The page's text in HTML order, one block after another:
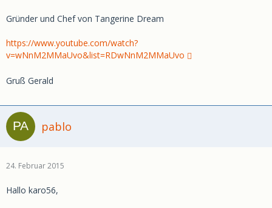
Gründer und Chef von Tangerine Dream
https://www.youtube.com/watch?
v=wNnM2MMaUvo&list=RDwNnM2MMaUvo
Gruß Gerald
pablo
24. Februar 2015
Hallo karo56,